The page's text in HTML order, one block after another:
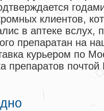
клиентов,
в аптеке вслух,
препаратан на
курьером по
препаратов